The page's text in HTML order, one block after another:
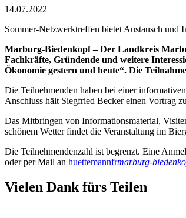
14.07.2022
Sommer-Netzwerktreffen bietet Austausch
Marburg-Biedenkopf – Der Landkreis
Fachkräfte, Gründende und weitere
Ökonomie gestern und heute“. Die
Die Teilnehmenden haben bei einer
Anschluss hält Siegfried Becker einen Vortrag
Das Mitbringen von Informationsmaterial,
schönem Wetter findet die Veranstaltung im
Die Teilnehmendenzahl ist begrenzt. Eine
oder per Mail an huettemannfrmarburg-
Vielen Dank fürs Teilen